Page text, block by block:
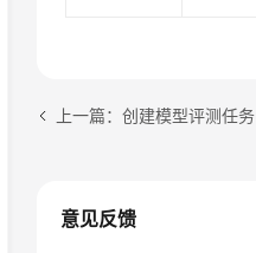
上一篇：创建模型评测任务
意见反馈